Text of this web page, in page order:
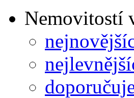
Nemovitostí